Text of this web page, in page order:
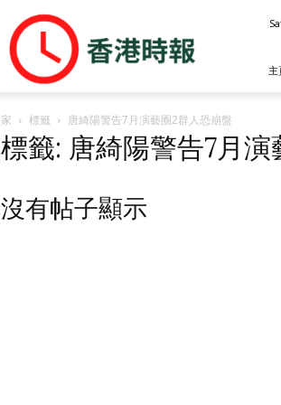
港
時
主
家 標籤 唐綺陽警告7月演藝圈2群人恐崩盤
標籤: 唐綺陽警告7月
沒有帖子顯示